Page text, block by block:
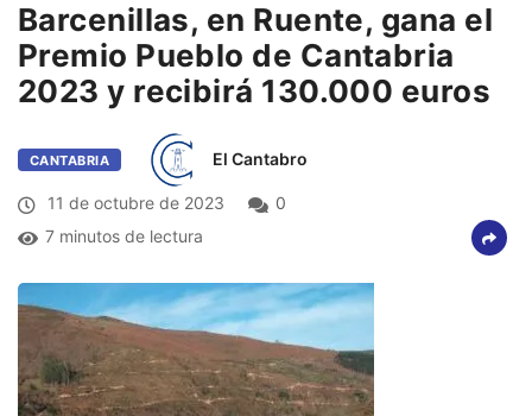
Barcenillas, en Ruente, gana el
Premio Pueblo de Cantabria
2023 y recibirá 130.000 euros
CANTABRIA El Cantabro
11 de octubre de 2023
0
7 minutos de lectura